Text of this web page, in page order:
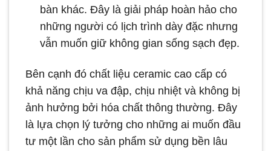
bàn khác. Đây là giải pháp hoàn hảo cho
những người có lịch trình dày đặc nhưng
vẫn muốn giữ không gian sống sạch đẹp.
Bên cạnh đó chất liệu ceramic cao cấp có
khả năng chịu va đập, chịu nhiệt và không bị
ảnh hưởng bởi hóa chất thông thường. Đây
là lựa chọn lý tưởng cho những ai muốn đầu
tư một lần cho sản phẩm sử dụng bền lâu